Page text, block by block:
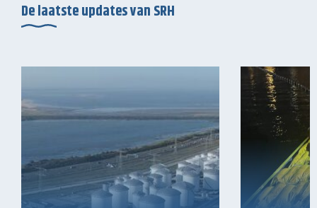
De laatste updates van SRH